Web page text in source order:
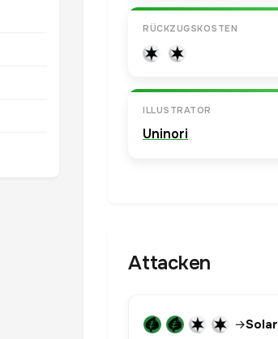
RÜCKZUGSKOSTEN
ILLUSTRATOR
Uninori
Attacken
→